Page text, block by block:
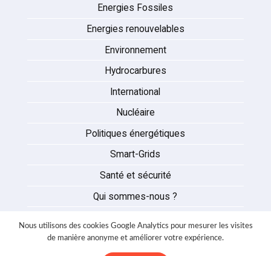
Energies Fossiles
Energies renouvelables
Environnement
Hydrocarbures
International
Nucléaire
Politiques énergétiques
Smart-Grids
Santé et sécurité
Qui sommes-nous ?
Partenaires
Nous utilisons des cookies Google Analytics pour mesurer les visites
de manière anonyme et améliorer votre expérience.